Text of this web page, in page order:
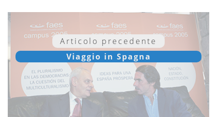
Articolo precedente
Viaggio in Spagna